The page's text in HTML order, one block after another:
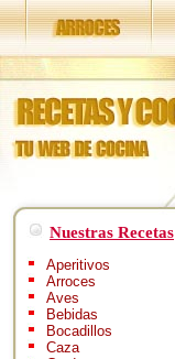
Nuestras Recetas
Aperitivos
Arroces
Aves
Bebidas
Bocadillos
Caza